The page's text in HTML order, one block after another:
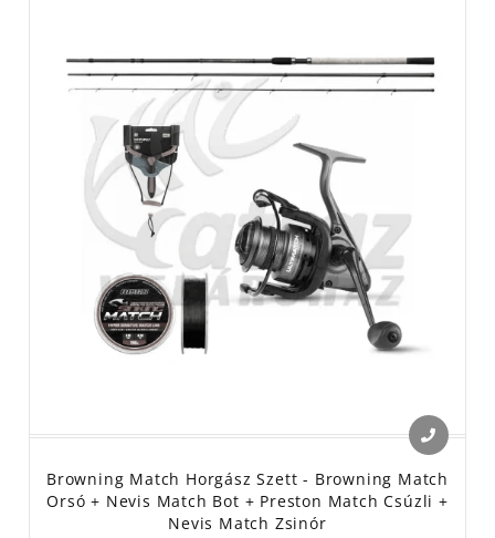
Browning Match Horgász Szett - Browning Match
Orsó + Nevis Match Bot + Preston Match Csúzli +
Nevis Match Zsinór